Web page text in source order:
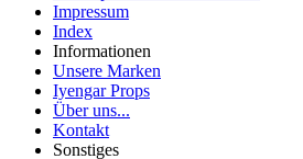
Impressum
Index
Informationen
Unsere Marken
Iyengar Props
Über uns...
Kontakt
Sonstiges